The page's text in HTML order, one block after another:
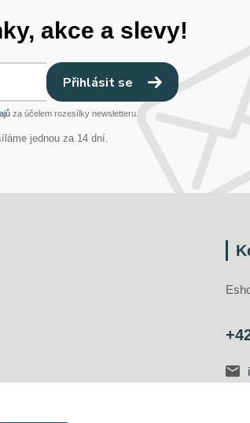
akce a slevy!
Přihlásit se
za účelem rozesílky newsletteru.
jednou za 14 dní.